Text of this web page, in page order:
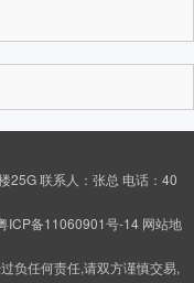
25G 联系人：张总 电话：40
ICP备11060901号-14 网站地
负任何责任,请双方谨慎交易,